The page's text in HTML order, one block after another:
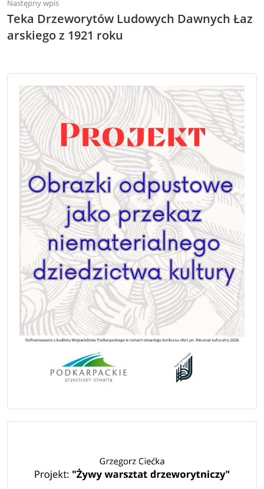
Następny wpis
Teka Drzeworytów Ludowych Dawnych Łaz
arskiego z 1921 roku